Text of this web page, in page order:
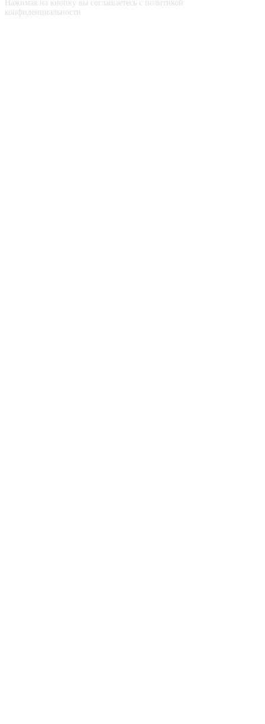
Нажимая на кнопку вы соглашаетесь с политикой
конфиденциальности